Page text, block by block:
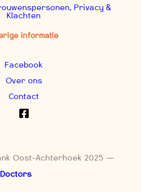
Privacy &
Klachten
informatie
Facebook
Over ons
Contact
Oost-Achterhoek 2025 —